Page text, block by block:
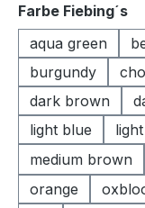
Farbe Fiebing´s
aqua green
burgundy
dark brown
light blue
medium brown
orange